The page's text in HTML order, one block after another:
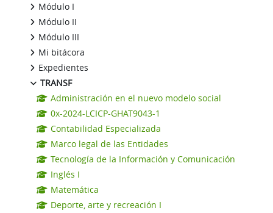
Módulo I
Módulo II
Módulo III
Mi bitácora
Expedientes
TRANSF
Administración en el nuevo modelo social
0x-2024-LCICP-GHAT9043-1
Contabilidad Especializada
Marco legal de las Entidades
Tecnología de la Información y Comunicación
Inglés I
Matemática
Deporte, arte y recreación I